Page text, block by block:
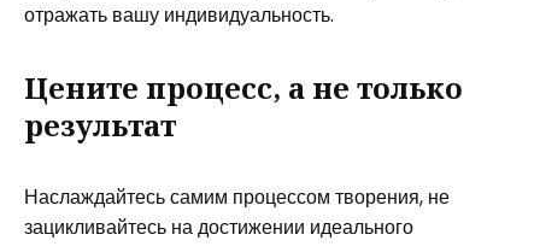
отражать вашу индивидуальность.
Цените процесс, а не только
результат
Наслаждайтесь самим процессом творения, не
зацикливайтесь на достижении идеального